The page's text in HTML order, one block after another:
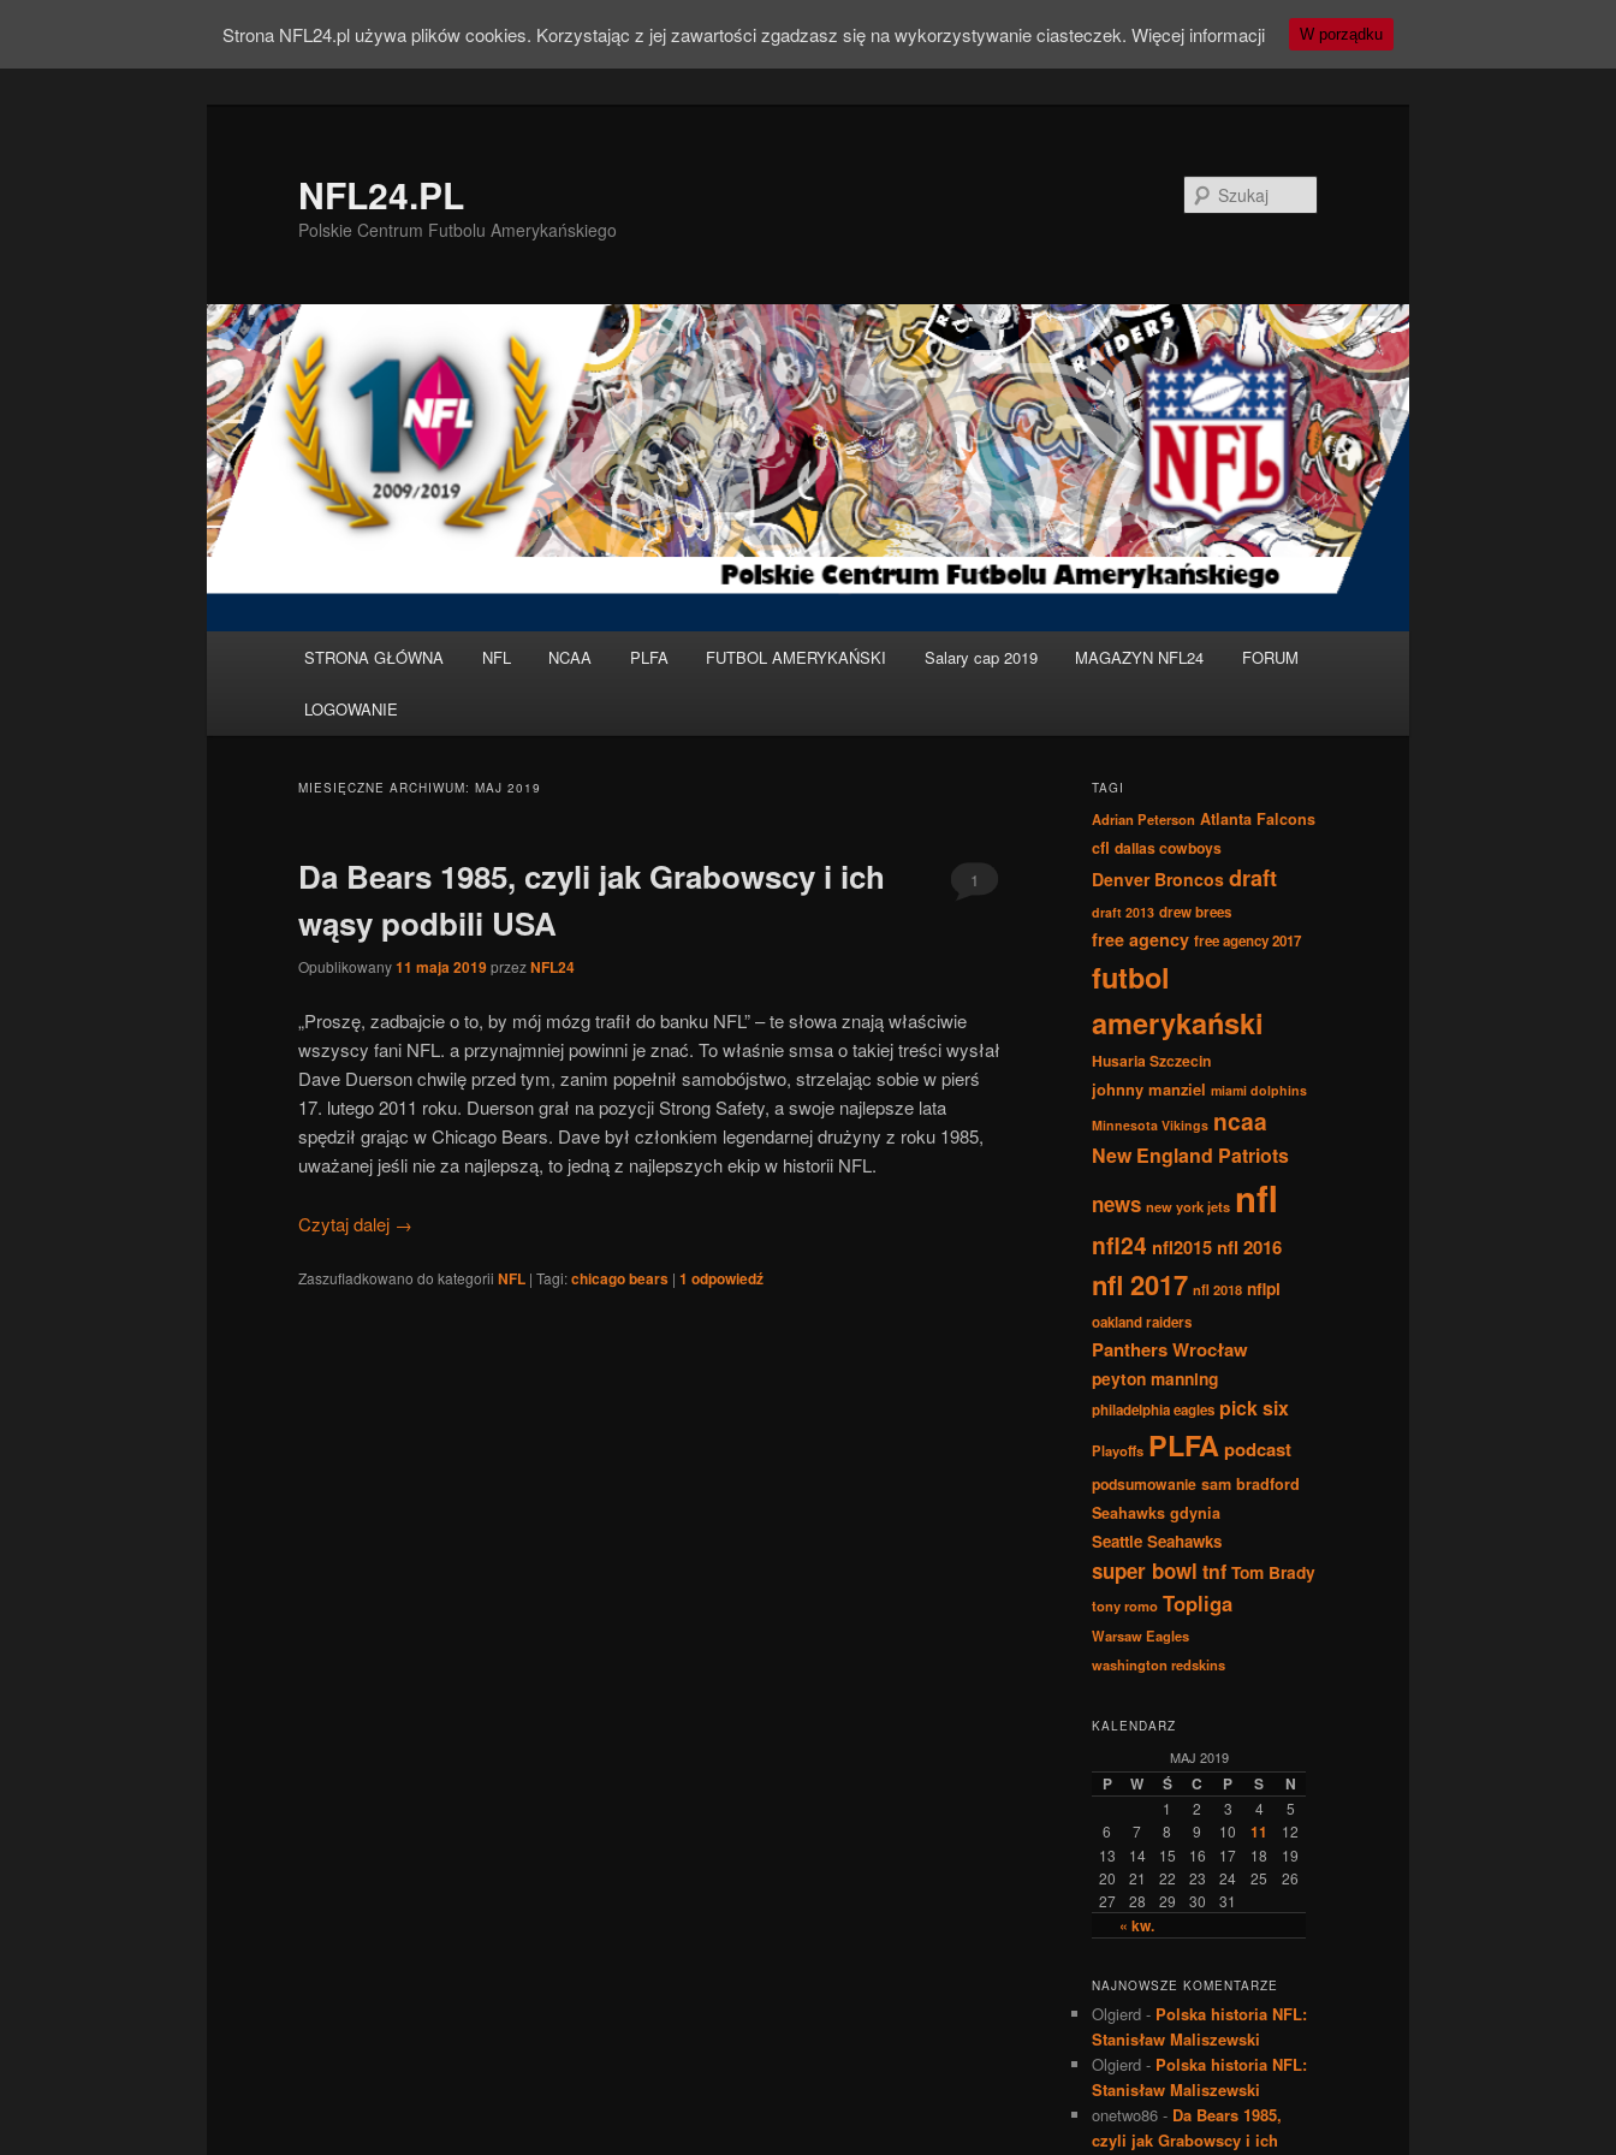
NFL24.PL
Polskie Centrum Futbolu Amerykańskiego
Przeskocz
do
tekstu
Przeskocz
do
widgetów
STRONA GŁÓWNA NFL NCAA PLFA FUTBOL AMERYKAŃSKI Salary cap 2019 MAGAZYN NFL24 FORUM
LOGOWANIE
MIESIĘCZNE ARCHIWUM: MAJ 2019
Da Bears 1985, czyli jak Grabowscy i ich
wąsy podbili USA
Opublikowany11 maja 2019przezNFL24
1
„Proszę, zadbajcie o to, by mój mózg trafił do banku NFL” – te słowa znają właściwie
wszyscy fani NFL. a przynajmniej powinni je znać. To właśnie smsa o takiej treści wysłał
Dave Duerson chwilę przed tym, zanim popełnił samobójstwo, strzelając sobie w pierś
17. lutego 2011 roku. Duerson grał na pozycji Strong Safety, a swoje najlepsze lata
spędził grając w Chicago Bears. Dave był członkiem legendarnej drużyny z roku 1985,
uważanej jeśli nie za najlepszą, to jedną z najlepszych ekip w historii NFL.
Czytaj dalej →
Zaszufladkowano do kategorii NFL | Tagi:chicago bears | 1 odpowiedź
TAGI
Adrian Peterson Atlanta Falcons
cfl dallas cowboys
Denver Broncos draft
draft 2013 drew brees
free agency free agency 2017
futbol
amerykański
Husaria Szczecin
johnny manziel miami dolphins
Minnesota Vikings ncaa
New England Patriots
news new york jets nfl
nfl24 nfl2015 nfl 2016
nfl 2017 nfl 2018 nflpl
oakland raiders
Panthers Wrocław
peyton manning
philadelphia eagles pick six
Playoffs PLFApodcast
podsumowanie sam bradford
Seahawks gdynia
Seattle Seahawks
super bowl tnf Tom Brady
tony romo Topliga
Warsaw Eagles
washington redskins
KALENDARZ
MAJ 2019
P W Ś C P S N
« kw.
1 2 3 4
5
6
7 8 9 10 11
12
13
14 15 16 17 18
19
20
21 22 23 24 25
26
27
28 29 30 31
NAJNOWSZE KOMENTARZE
Olgierd - Polska historia NFL:
Stanisław Maliszewski
Olgierd - Polska historia NFL:
Stanisław Maliszewski
onetwo86 - Da Bears 1985,
czyli jak Grabowscy i ich
Strona NFL24.pl używa plików cookies. Korzystając z jej zawartości zgadzasz się na wykorzystywanie ciasteczek. Więcej informacji W porządku